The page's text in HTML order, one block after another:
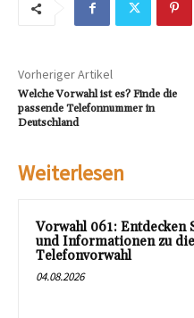
Vorheriger Artikel
Welche Vorwahl ist es? Finde die
passende Telefonnummer in
Deutschland
Weiterlesen
Vorwahl 061: Entdecken
und Informationen zu
Telefonvorwahl
04.08.2026